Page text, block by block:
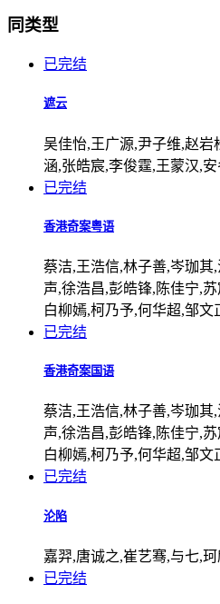
同类型
已完结
遮云
吴佳怡,王广源,尹子维,赵岩
涵,张皓宸,李俊霆,王蒙汉,
已完结
香港奇案粤语
蔡洁,王浩信,林子善,岑珈其
声,徐浩昌,彭皓锋,陈佳宁,
白柳嫣,柯乃予,何华超,邹文
已完结
香港奇案国语
蔡洁,王浩信,林子善,岑珈其
声,徐浩昌,彭皓锋,陈佳宁,
白柳嫣,柯乃予,何华超,邹文
已完结
沦陷
嘉羿,唐诚之,崔艺骞,与七,
已完结